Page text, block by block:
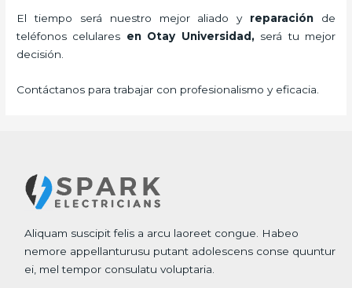
El tiempo será nuestro mejor aliado y reparación de
teléfonos celulares en Otay Universidad, será tu mejor
decisión.
Contáctanos para trabajar con profesionalismo y eficacia.
Aliquam suscipit felis a arcu laoreet congue. Habeo
nemore appellanturusu putant adolescens conse quuntur
ei, mel tempor consulatu voluptaria.